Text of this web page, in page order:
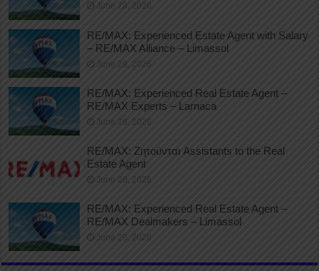
June 29, 2026
RE/MAX: Experienced Estate Agent with Salary
– RE/MAX Alliance – Limassol
June 29, 2026
RE/MAX: Experienced Real Estate Agent –
RE/MAX Experts – Larnaca
June 29, 2026
RE/MAX: Ζητούνται Assistants to the Real
Estate Agent
June 29, 2026
RE/MAX: Experienced Real Estate Agent –
RE/MAX Dealmakers – Limassol
June 29, 2026